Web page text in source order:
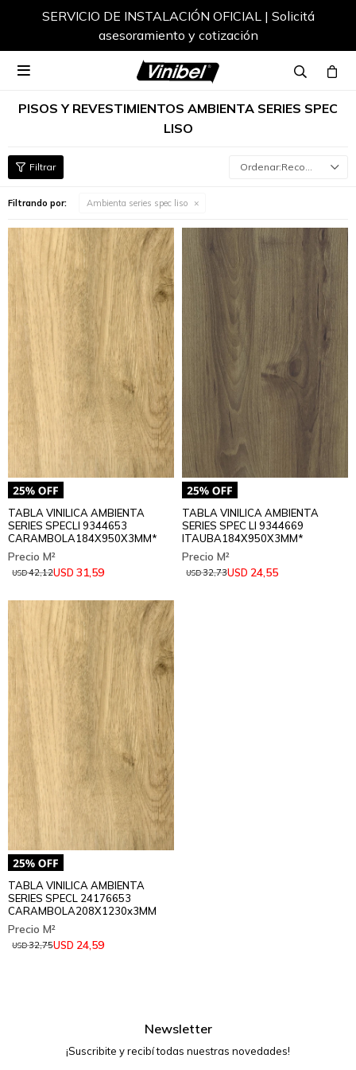
SERVICIO DE INSTALACIÓN OFICIAL | Solicitá
asesoramiento y cotización

PISOS Y REVESTIMIENTOS AMBIENTA SERIES SPEC
LISO
Recomendados
Filtrando por: Ambienta series spec liso
TABLA VINILICA AMBIENTA
SERIES SPECLI 9344653
CARAMBOLA184X950X3MM*
USD 31,59
USD42,12
TABLA VINILICA AMBIENTA
SERIES SPEC LI 9344669
ITAUBA184X950X3MM*
USD 24,55
USD32,73
TABLA VINILICA AMBIENTA
SERIES SPECL 24176653
CARAMBOLA208X1230x3MM
USD 24,59
USD32,75
Newsletter
¡Suscribite y recibí todas nuestras novedades!